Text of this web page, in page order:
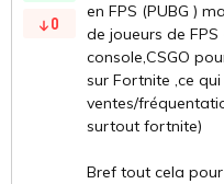
0
en FPS (PUBG )
de joueurs de
console,CSGO
sur Fortnite ,ce
ventes/
surtout fortnite)
Bref tout cela